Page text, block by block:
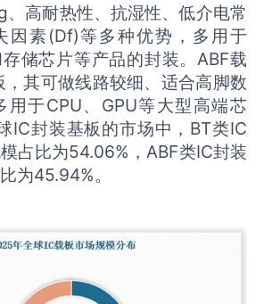
、高耐热性、抗湿性、低介电常
因素(Df)等多种优势，多用于
储芯片等产品的封装。ABF载
其可做线路较细、适合高脚数
用于CPU、GPU等大型高端芯
IC封装基板的市场中，BT类IC
占比为54.06%，ABF类IC封装
为45.94%。